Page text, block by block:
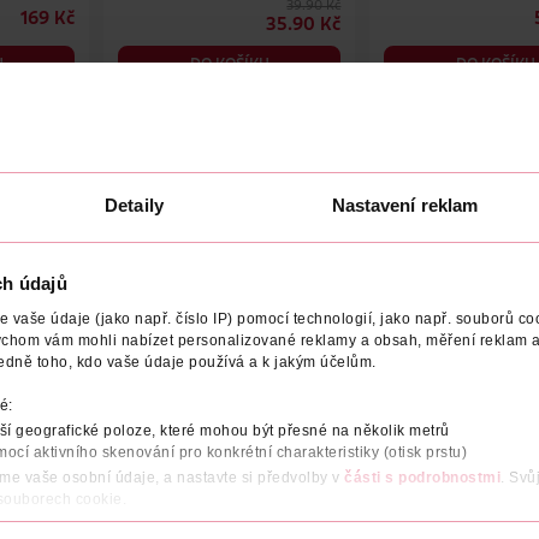
Detaily Nastavení reklam
údajů
vaše údaje (jako např. číslo IP) pomocí technologií, jako např. souborů
vám mohli nabízet personalizované reklamy a obsah, měření reklam
toho, kdo vaše údaje používá a k jakým účelům.
geografické poloze, které mohou být přesné na několik metrů
aktivního skenování pro konkrétní charakteristiky (otisk prstu)
vaše osobní údaje, a nastavte si předvolby v části s podrobnostmi .
cookie.
169 Kč
39.90 Kč
35.90 Kč
DO KOŠÍKU DO KOŠÍKU
přispívá k normální činnosti imunitního systému a snížení
plnohodnotnou chuť, barvu i aroma. Nepřichází o své
kdy se ovoce rychle zmrazí a poté vysuší při nízkém tlaku a
ovoci můžeme najít.